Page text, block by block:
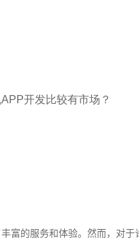
开发比较有市场？
富的服务和体验。然而，对于